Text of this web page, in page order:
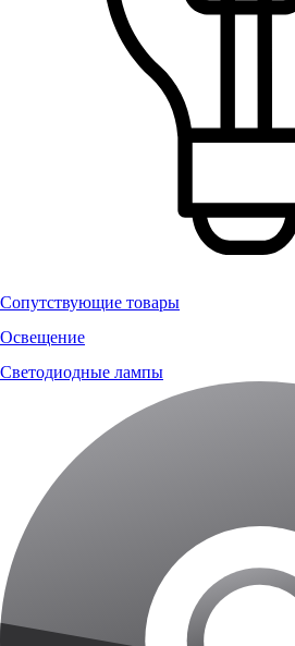
Сопутствующие товары
Освещение
Светодиодные лампы